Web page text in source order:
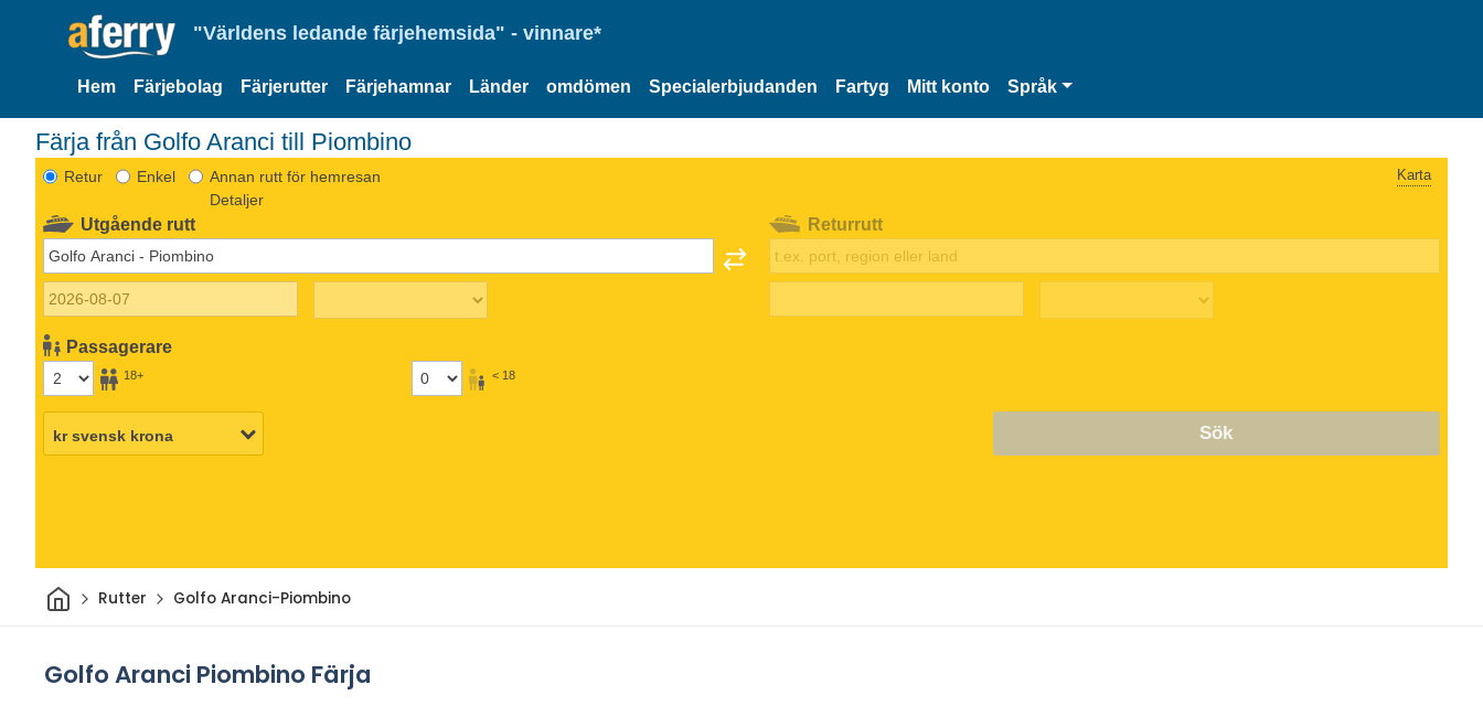
"Världens ledande färjehemsida" - vinnare*
Hem Färjebolag Färjerutter Färjehamnar Länder omdömen Specialerbjudanden Fartyg Mitt konto Språk
Färja från Golfo Aranci till Piombino
Retur Enkel
Annan rutt för hemresan
Detaljer
Karta
Utgående rutt
Passagerare
18+ < 18
Returrutt
Sök
HemRutter Golfo Aranci-Piombino
Golfo Aranci Piombino Färja